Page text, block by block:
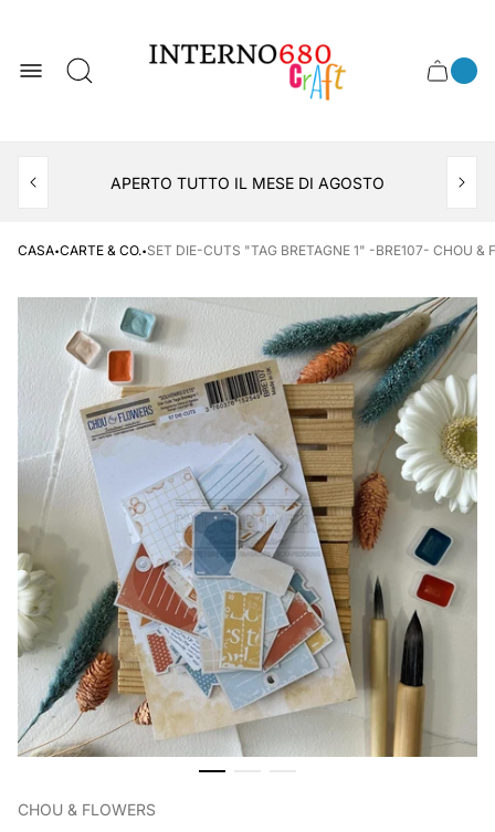
del
negozio
Cassetto
APERTO TUTTO IL MESE DI AGOSTO
CASA·CARTE & CO.·SET DIE-CUTS "TAG BRETAGNE 1" -BRE107- CHOU &
CHOU & FLOWERS